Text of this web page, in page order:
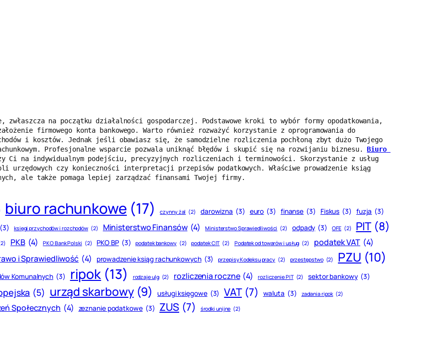
zwłaszcza na początku działalności gospodarczej. Podstawowe kroki to wybór formy opodatkowania,
firmowego konta bankowego. Warto również rozważyć korzystanie z oprogramowania do
i kosztów. Jednak jeśli obawiasz się, że samodzielne rozliczenia pochłoną zbyt dużo Twojego
Profesjonalne wsparcie pozwala uniknąć błędów i skupić się na rozwijaniu biznesu. Biuro
na indywidualnym podejściu, precyzyjnych rozliczeniach i terminowości. Skorzystanie z usług
urzędowych czy konieczności interpretacji przepisów podatkowych. Właściwe prowadzenie ksiąg
ale także pomaga lepiej zarządzać finansami Twojej firmy.
biuro rachunkowe (17) czynny żal (2) darowizna (3) euro (3) finanse (3) Fiskus (3) fuzja (3)
(3) księgi przychodów i rozchodów (2) Ministerstwo Finansów (4) Ministerstwo Sprawiedliwości (2) odpady (3) OFE (2) PIT (8)
PKB (4) PKO Bank Polski (2) PKO BP (3) podatek bankowy (2) podatek CIT (2) Podatek od towarów i usług (2) podatek VAT (4)
i Sprawiedliwość (4) prowadzenie ksiąg rachunkowych (3) przepisy Kodeksu pracy (2) przestępstwo (2) PZU (10)
Komunalnych (3) ripok (13) rodzaje ulg (2) rozliczenia roczne (4) rozliczenie PIT (2) sektor bankowy (3)
(5) urząd skarbowy (9) usługi księgowe (3) VAT (7) waluta (3) zadania ripok (2)
Społecznych (4) zeznanie podatkowe (3) ZUS (7) środki unijne (2)